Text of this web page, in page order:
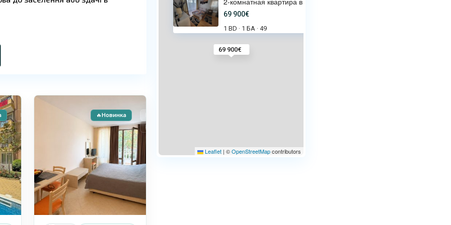
територією, що включає
відповідно до високих
підтримки забезпечує
умови для відпочинку та
Продаж
Вторинне житло
Знижено ціну
Вторинне житло
🔥Новинка
69 900€
69 900€
1 BD · 1 БА · 49
Leaflet | ©OpenStreetMapcontributors